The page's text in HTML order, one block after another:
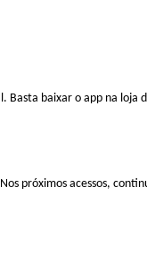
baixar o app na loja
próximos acessos,